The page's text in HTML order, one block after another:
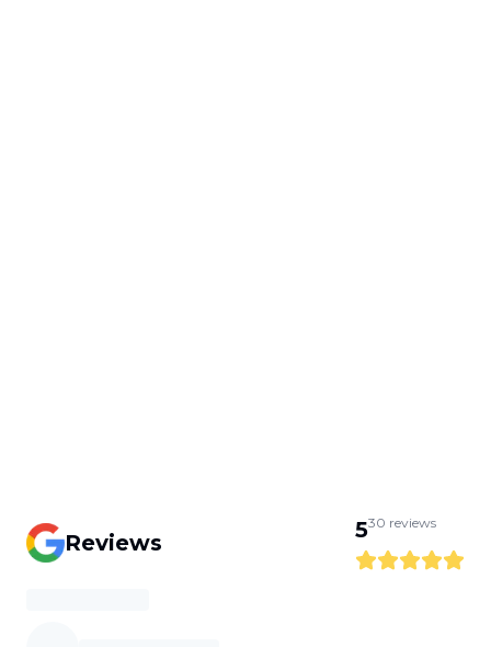
Reviews 530 reviews